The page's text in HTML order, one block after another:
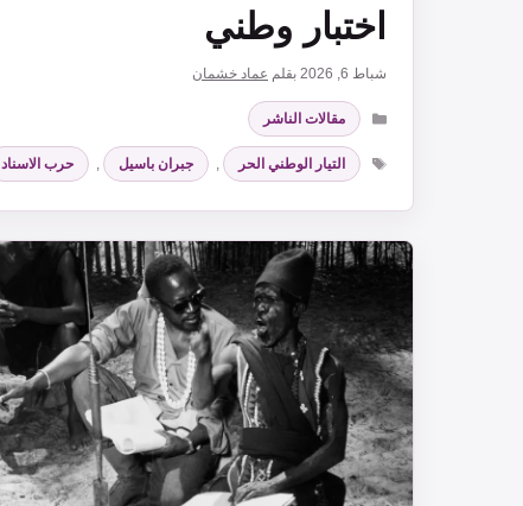
اختبار وطني
شباط 6, 2026 بقلم عماد خشمان
التصنيفات
مقالات الناشر
الوسوم
التيار الوطني الحر , جبران باسيل , حرب الاسناد